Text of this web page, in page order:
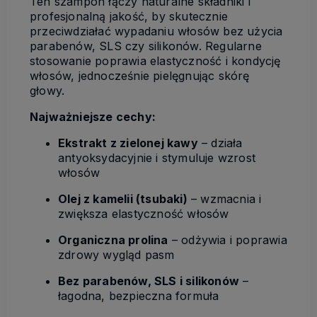
profesjonalną jakość, by skutecznie
przeciwdziałać wypadaniu włosów bez użycia
parabenów, SLS czy silikonów. Regularne
stosowanie poprawia elastyczność i kondycję
włosów, jednocześnie pielęgnując skórę
głowy.
Najważniejsze cechy:
Ekstrakt z zielonej kawy– działa
antyoksydacyjnie i stymuluje wzrost
włosów
Olej z kamelii (tsubaki) – wzmacnia i
zwiększa elastyczność włosów
Organiczna prolina – odżywia i poprawia
zdrowy wygląd pasm
Bez parabenów, SLS i silikonów –
łagodna, bezpieczna formuła